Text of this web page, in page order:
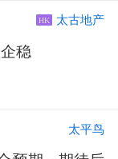
HK 太古地产
稳
太平鸟